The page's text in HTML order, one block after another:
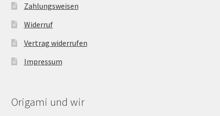
Zahlungsweisen
Widerruf
Vertrag widerrufen
Impressum
Origami und wir